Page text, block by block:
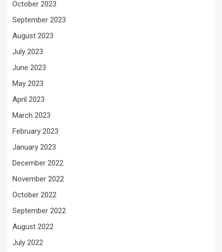
October 2023
September 2023
August 2023
July 2023
June 2023
May 2023
April 2023
March 2023
February 2023
January 2023
December 2022
November 2022
October 2022
September 2022
August 2022
July 2022